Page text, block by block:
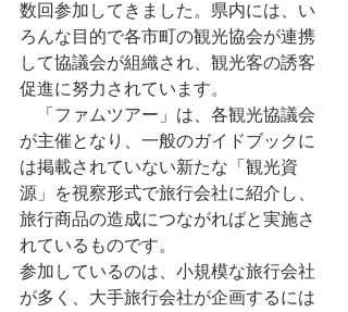
数回参加してきました。県内には、い
ろんな目的で各市町の観光協会が連携
して協議会が組織され、観光客の誘客
促進に努力されています。
「ファムツアー」は、各観光協議会
が主催となり、一般のガイドブックに
は掲載されていない新たな「観光資
源」を視察形式で旅行会社に紹介し、
旅行商品の造成につながればと実施さ
れているものです。
参加しているのは、小規模な旅行会社
が多く、大手旅行会社が企画するには